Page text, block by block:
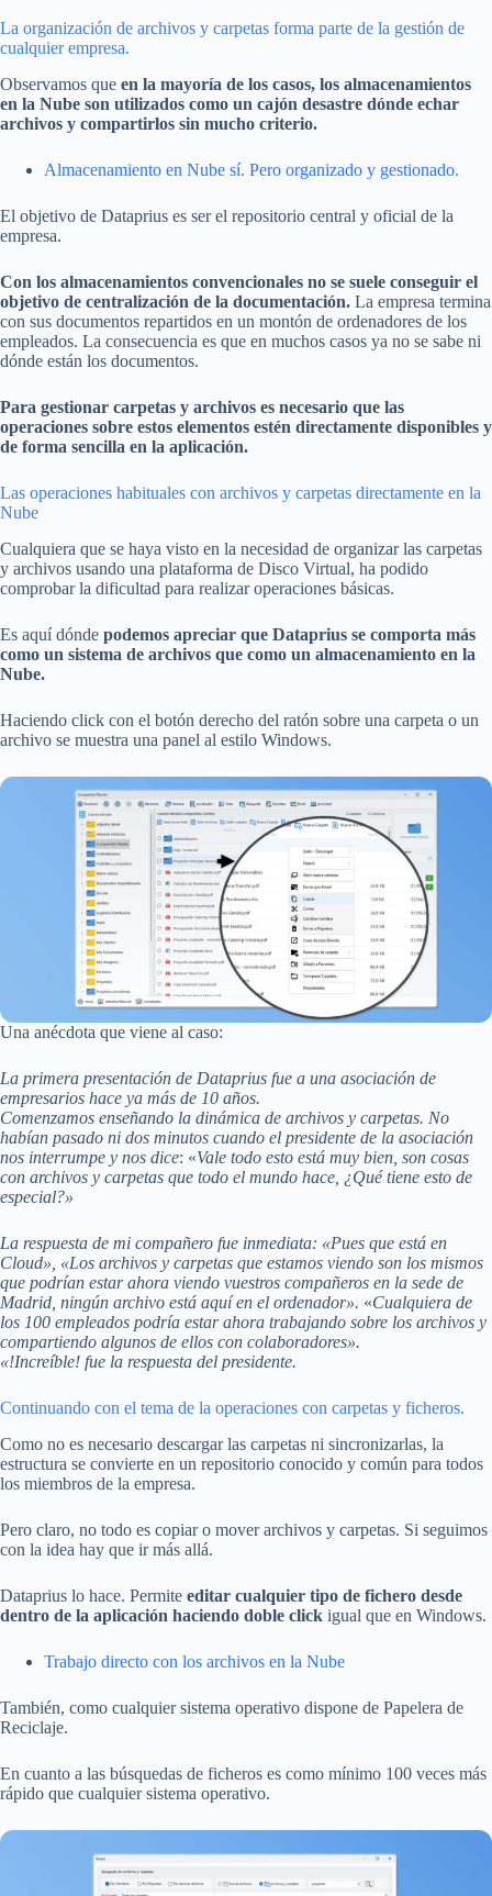
La organización de archivos y carpetas forma parte de la gestión de
cualquier empresa.
Observamos que en la mayoría de los casos, los almacenamientos
en la Nube son utilizados como un cajón desastre dónde echar
archivos y compartirlos sin mucho criterio.
Almacenamiento en Nube sí. Pero organizado y gestionado.
El objetivo de Dataprius es ser el repositorio central y oficial de la
empresa.
Con los almacenamientos convencionales no se suele conseguir el
objetivo de centralización de la documentación. La empresa termina
con sus documentos repartidos en un montón de ordenadores de los
empleados. La consecuencia es que en muchos casos ya no se sabe ni
dónde están los documentos.
Para gestionar carpetas y archivos es necesario que las
operaciones sobre estos elementos estén directamente disponibles y
de forma sencilla en la aplicación.
Las operaciones habituales con archivos y carpetas directamente en la
Nube
Cualquiera que se haya visto en la necesidad de organizar las carpetas
y archivos usando una plataforma de Disco Virtual, ha podido
comprobar la dificultad para realizar operaciones básicas.
Es aquí dónde podemos apreciar que Dataprius se comporta más
como un sistema de archivos que como un almacenamiento en la
Nube.
Haciendo click con el botón derecho del ratón sobre una carpeta o un
archivo se muestra una panel al estilo Windows.
Una anécdota que viene al caso:
La primera presentación de Dataprius fue a una asociación de
empresarios hace ya más de 10 años.
Comenzamos enseñando la dinámica de archivos y carpetas. No
habían pasado ni dos minutos cuando el presidente de la asociación
nos interrumpe y nos dice: «Vale todo esto está muy bien, son cosas
con archivos y carpetas que todo el mundo hace, ¿Qué tiene esto de
especial?»
La respuesta de mi compañero fue inmediata: «Pues que está en
Cloud», «Los archivos y carpetas que estamos viendo son los mismos
que podrían estar ahora viendo vuestros compañeros en la sede de
Madrid, ningún archivo está aquí en el ordenador». «Cualquiera de
los 100 empleados podría estar ahora trabajando sobre los archivos y
compartiendo algunos de ellos con colaboradores».
«!Increíble! fue la respuesta del presidente.
Continuando con el tema de la operaciones con carpetas y ficheros.
Como no es necesario descargar las carpetas ni sincronizarlas, la
estructura se convierte en un repositorio conocido y común para todos
los miembros de la empresa.
Pero claro, no todo es copiar o mover archivos y carpetas. Si seguimos
con la idea hay que ir más allá.
Dataprius lo hace. Permite editar cualquier tipo de fichero desde
dentro de la aplicación haciendo doble click igual que en Windows.
Trabajo directo con los archivos en la Nube
También, como cualquier sistema operativo dispone de Papelera de
Reciclaje.
En cuanto a las búsquedas de ficheros es como mínimo 100 veces más
rápido que cualquier sistema operativo.